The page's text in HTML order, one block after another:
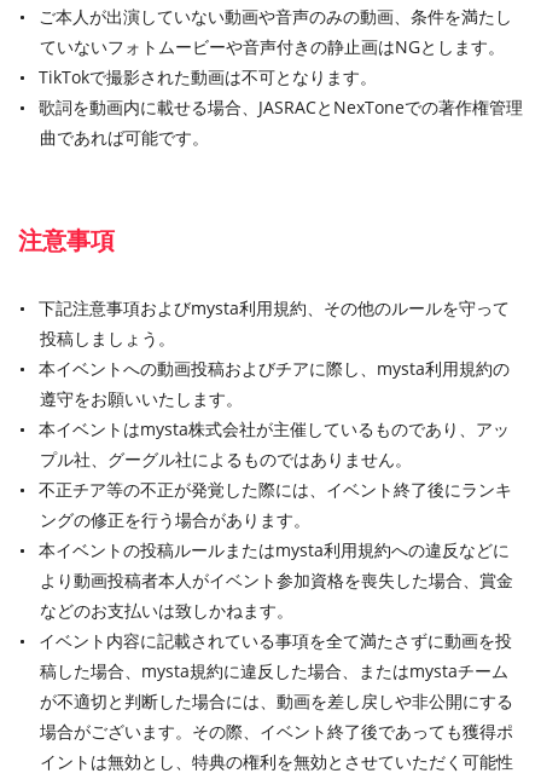
ご本人が出演していない動画や音声のみの動画、条件を満たし
ていないフォトムービーや音声付きの静止画はNGとします。
TikTokで撮影された動画は不可となります。
歌詞を動画内に載せる場合、JASRACとNexToneでの著作権管理
曲であれば可能です。
注意事項
下記注意事項およびmysta利用規約、その他のルールを守って
投稿しましょう。
本イベントへの動画投稿およびチアに際し、mysta利用規約の
遵守をお願いいたします。
本イベントはmysta株式会社が主催しているものであり、アッ
プル社、グーグル社によるものではありません。
不正チア等の不正が発覚した際には、イベント終了後にランキ
ングの修正を行う場合があります。
本イベントの投稿ルールまたはmysta利用規約への違反などに
より動画投稿者本人がイベント参加資格を喪失した場合、賞金
などのお支払いは致しかねます。
イベント内容に記載されている事項を全て満たさずに動画を投
稿した場合、mysta規約に違反した場合、またはmystaチーム
が不適切と判断した場合には、動画を差し戻しや非公開にする
場合がございます。その際、イベント終了後であっても獲得ポ
イントは無効とし、特典の権利を無効とさせていただく可能性